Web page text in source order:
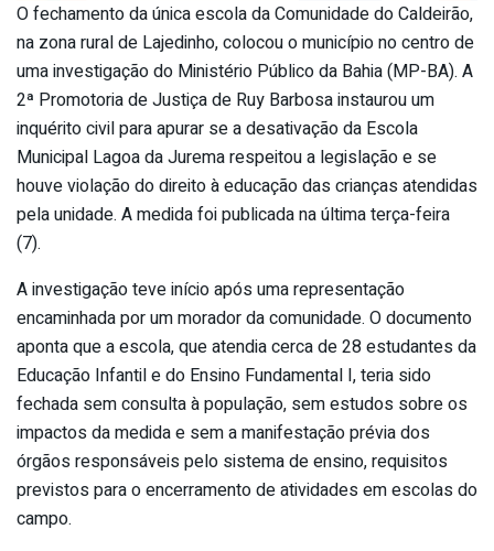
O fechamento da única escola da Comunidade do Caldeirão,
na zona rural de Lajedinho, colocou o município no centro de
uma investigação do Ministério Público da Bahia (MP-BA). A
2ª Promotoria de Justiça de Ruy Barbosa instaurou um
inquérito civil para apurar se a desativação da Escola
Municipal Lagoa da Jurema respeitou a legislação e se
houve violação do direito à educação das crianças atendidas
pela unidade. A medida foi publicada na última terça-feira
(7).
A investigação teve início após uma representação
encaminhada por um morador da comunidade. O documento
aponta que a escola, que atendia cerca de 28 estudantes da
Educação Infantil e do Ensino Fundamental I, teria sido
fechada sem consulta à população, sem estudos sobre os
impactos da medida e sem a manifestação prévia dos
órgãos responsáveis pelo sistema de ensino, requisitos
previstos para o encerramento de atividades em escolas do
campo.